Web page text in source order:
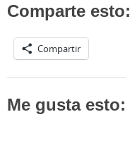
Comparte esto:
Compartir
Me gusta esto: